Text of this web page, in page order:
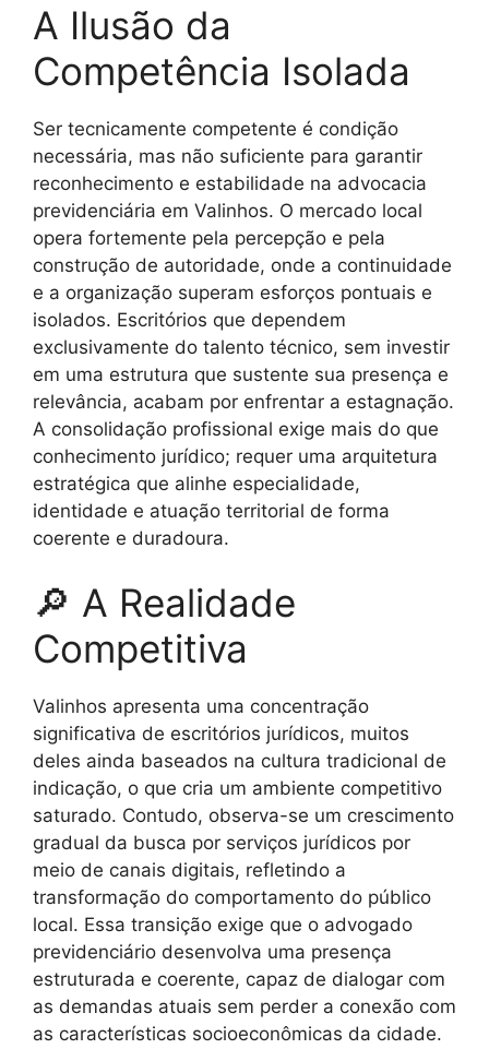
A Ilusão da
Competência Isolada
Ser tecnicamente competente é condição
necessária, mas não suficiente para garantir
reconhecimento e estabilidade na advocacia
previdenciária em Valinhos. O mercado local
opera fortemente pela percepção e pela
construção de autoridade, onde a continuidade
e a organização superam esforços pontuais e
isolados. Escritórios que dependem
exclusivamente do talento técnico, sem investir
em uma estrutura que sustente sua presença e
relevância, acabam por enfrentar a estagnação.
A consolidação profissional exige mais do que
conhecimento jurídico; requer uma arquitetura
estratégica que alinhe especialidade,
identidade e atuação territorial de forma
coerente e duradoura.
🔎 A Realidade
Competitiva
Valinhos apresenta uma concentração
significativa de escritórios jurídicos, muitos
deles ainda baseados na cultura tradicional de
indicação, o que cria um ambiente competitivo
saturado. Contudo, observa-se um crescimento
gradual da busca por serviços jurídicos por
meio de canais digitais, refletindo a
transformação do comportamento do público
local. Essa transição exige que o advogado
previdenciário desenvolva uma presença
estruturada e coerente, capaz de dialogar com
as demandas atuais sem perder a conexão com
as características socioeconômicas da cidade.